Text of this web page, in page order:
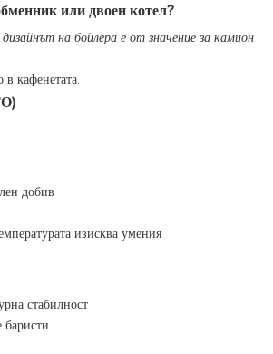
или двоен котел?
на бойлера е от значение за камион
в кафенетата.
добив
изисква умения
стабилност
баристи